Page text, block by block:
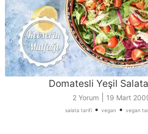
Domatesli Yeşil
2 Yorum 19 Mart
salata tarifi• vegan • vegan